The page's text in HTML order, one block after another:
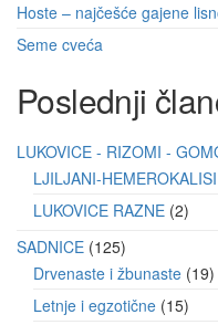
Hoste – najčešće gajene
Seme cveća
Poslednji
LUKOVICE - RIZOMI -
LJILJANI-HEMEROKALISI
LUKOVICE RAZNE 2
SADNICE 125
Drvenaste i žbunaste 19
Letnje i egzotične 15